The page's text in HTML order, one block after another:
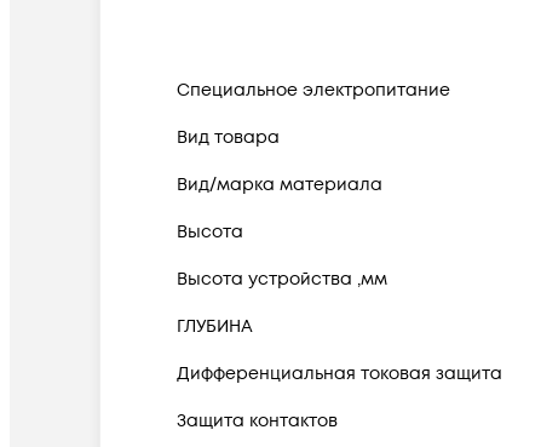
Cпециальное электропитание
Вид товара
Вид/марка материала
Высота
Высота устройства ,мм
ГЛУБИНА
Дифференциальная токовая защита
Защита контактов